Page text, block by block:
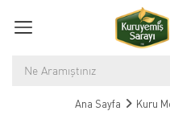
Ana Sayfa Kuru